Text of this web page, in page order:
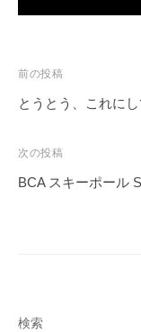
投
稿
ビ
ゲ
前の投稿
とうとう、これにし
次の投稿
BCA スキーポール
検索